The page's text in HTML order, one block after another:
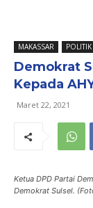
MAKASSAR POLITIK
Demokrat
Kepada
Maret 22, 2021
Ketua DPD Partai
Demokrat Sulsel.